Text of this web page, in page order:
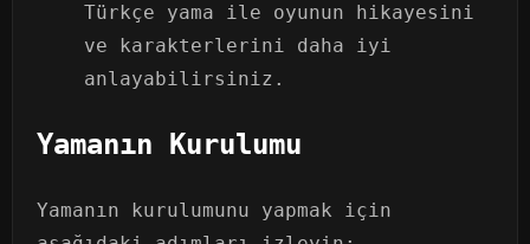
Türkçe yama ile oyunun hikayesini
ve karakterlerini daha iyi
anlayabilirsiniz.
Yamanın Kurulumu
Yamanın kurulumunu yapmak için